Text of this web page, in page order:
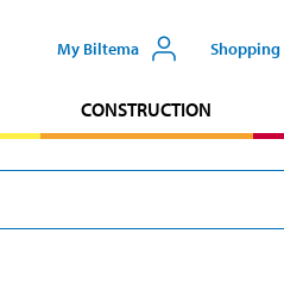
My Biltema Shopping
CONSTRUCTION